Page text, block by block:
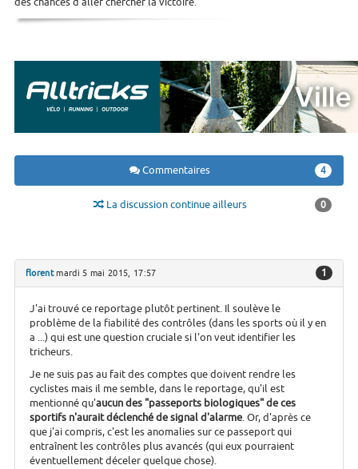
Commentaires 4
La discussion continue ailleurs 0
florentmardi 5 mai 2015, 17:57 1
J'ai trouvé ce reportage plutôt pertinent. Il soulève le
problème de la fiabilité des contrôles (dans les sports où il y en
a ...) qui est une question cruciale si l'on veut identifier les
tricheurs.
Je ne suis pas au fait des comptes que doivent rendre les
cyclistes mais il me semble, dans le reportage, qu'il est
mentionné qu'aucun des "passeports biologiques" de ces
sportifs n'aurait déclenché de signal d'alarme. Or, d'après ce
que j'ai compris, c'est les anomalies sur ce passeport qui
entraînent les contrôles plus avancés (qui eux pourraient
éventuellement déceler quelque chose).